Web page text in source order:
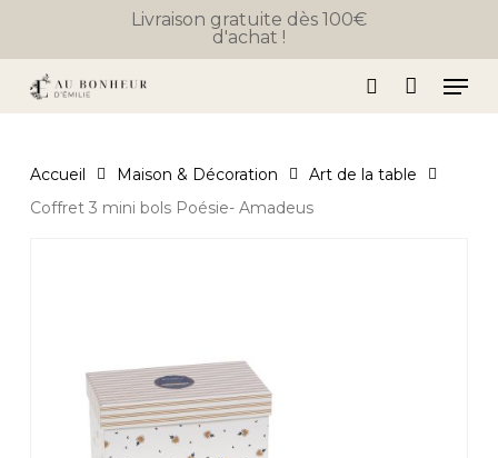
content
Livraison gratuite dès 100€
d'achat !
search
Cart
Accueil Maison & Décoration
Art de la table
Coffret 3 mini bols Poésie- Amadeus